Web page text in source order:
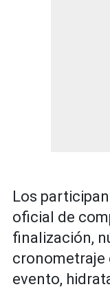
Los
oficial de
finalización,
cronometraje
evento,